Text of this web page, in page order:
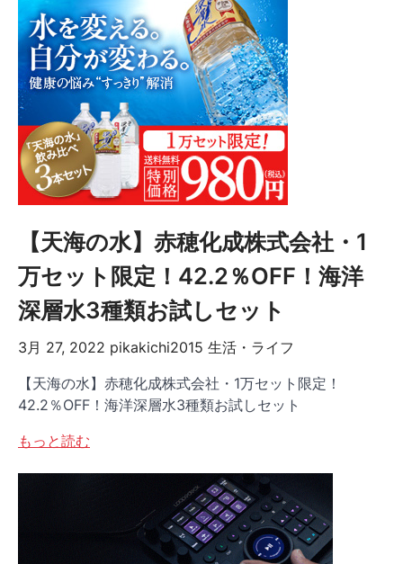
【天海の水】赤穂化成株式会社・1
万セット限定！42.2％OFF！海洋
深層水3種類お試しセット
3月 27, 2022 pikakichi2015 生活・ライフ
【天海の水】赤穂化成株式会社・1万セット限定！
42.2％OFF！海洋深層水3種類お試しセット
もっと読む